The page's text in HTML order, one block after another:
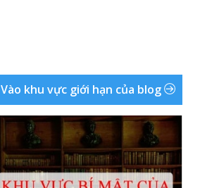
Vào khu vực giới hạn của blog